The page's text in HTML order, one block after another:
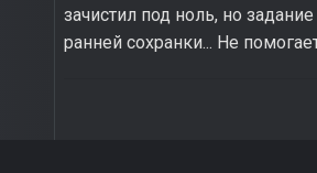
зачистил под ноль, но
ранней сохранки... Не